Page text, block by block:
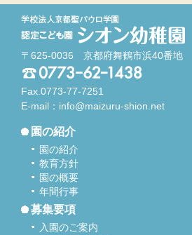
〒625-0036 京都府舞鶴市浜40番地
Fax.0773-77-7251
E-mail： info@maizuru-shion.net
園の紹介
園の紹介
教育方針
園の概要
年間行事
募集要項
入園のご案内